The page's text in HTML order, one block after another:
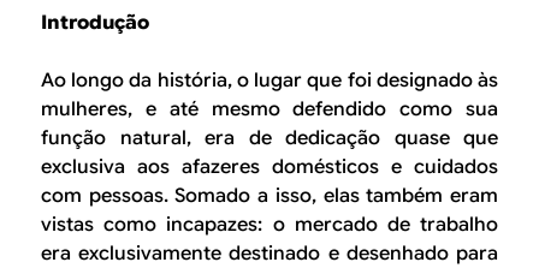
Introdução
Ao longo da história, o lugar que foi designado às
mulheres, e até mesmo defendido como sua
função natural, era de dedicação quase que
exclusiva aos afazeres domésticos e cuidados
com pessoas. Somado a isso, elas também eram
vistas como incapazes: o mercado de trabalho
era exclusivamente destinado e desenhado para